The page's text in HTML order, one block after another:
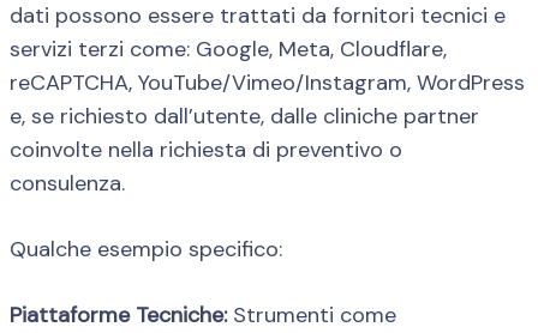
dati possono essere trattati da fornitori tecnici e
servizi terzi come: Google, Meta, Cloudflare,
reCAPTCHA, YouTube/Vimeo/Instagram, WordPress
e, se richiesto dall’utente, dalle cliniche partner
coinvolte nella richiesta di preventivo o
consulenza.
Qualche esempio specifico:
Piattaforme Tecniche:Strumenti come